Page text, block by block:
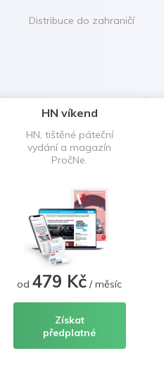
Distribuce do zahraničí
HN víkend
HN, tištěné páteční
vydání a magazín
PročNe.
od479 Kč / měsíc
Získat
předplatné